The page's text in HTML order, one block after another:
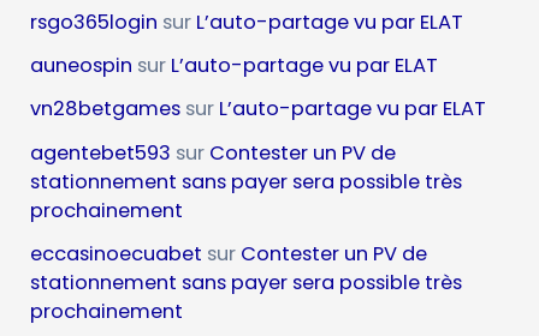
rsgo365login sur L’auto-partage vu par ELAT
auneospin sur L’auto-partage vu par ELAT
vn28betgames sur L’auto-partage vu par ELAT
agentebet593 sur Contester un PV de
stationnement sans payer sera possible très
prochainement
eccasinoecuabet sur Contester un PV de
stationnement sans payer sera possible très
prochainement